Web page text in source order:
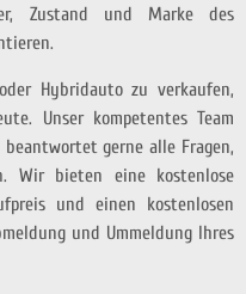
Zustand und Marke des
Hybridauto zu verkaufen,
Unser kompetentes Team
gerne alle Fragen,
Wir bieten eine kostenlose
und einen kostenlosen
und Ummeldung Ihres